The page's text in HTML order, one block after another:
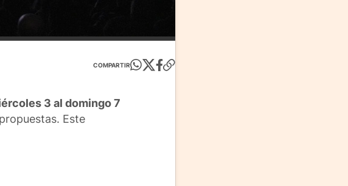
COMPARTIR
3 al domingo 7
Este